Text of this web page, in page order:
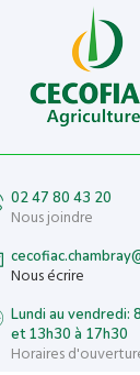
02 47 80 43 20
Nous joindre
Nous écrire
Lundi au vendredi:
et 13h30 à 17h30
Horaires